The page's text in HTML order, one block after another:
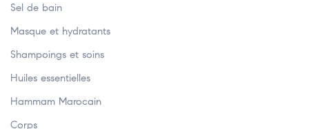
Sel de bain
Masque et hydratants
Shampoings et soins
Huiles essentielles
Hammam Marocain
Corps